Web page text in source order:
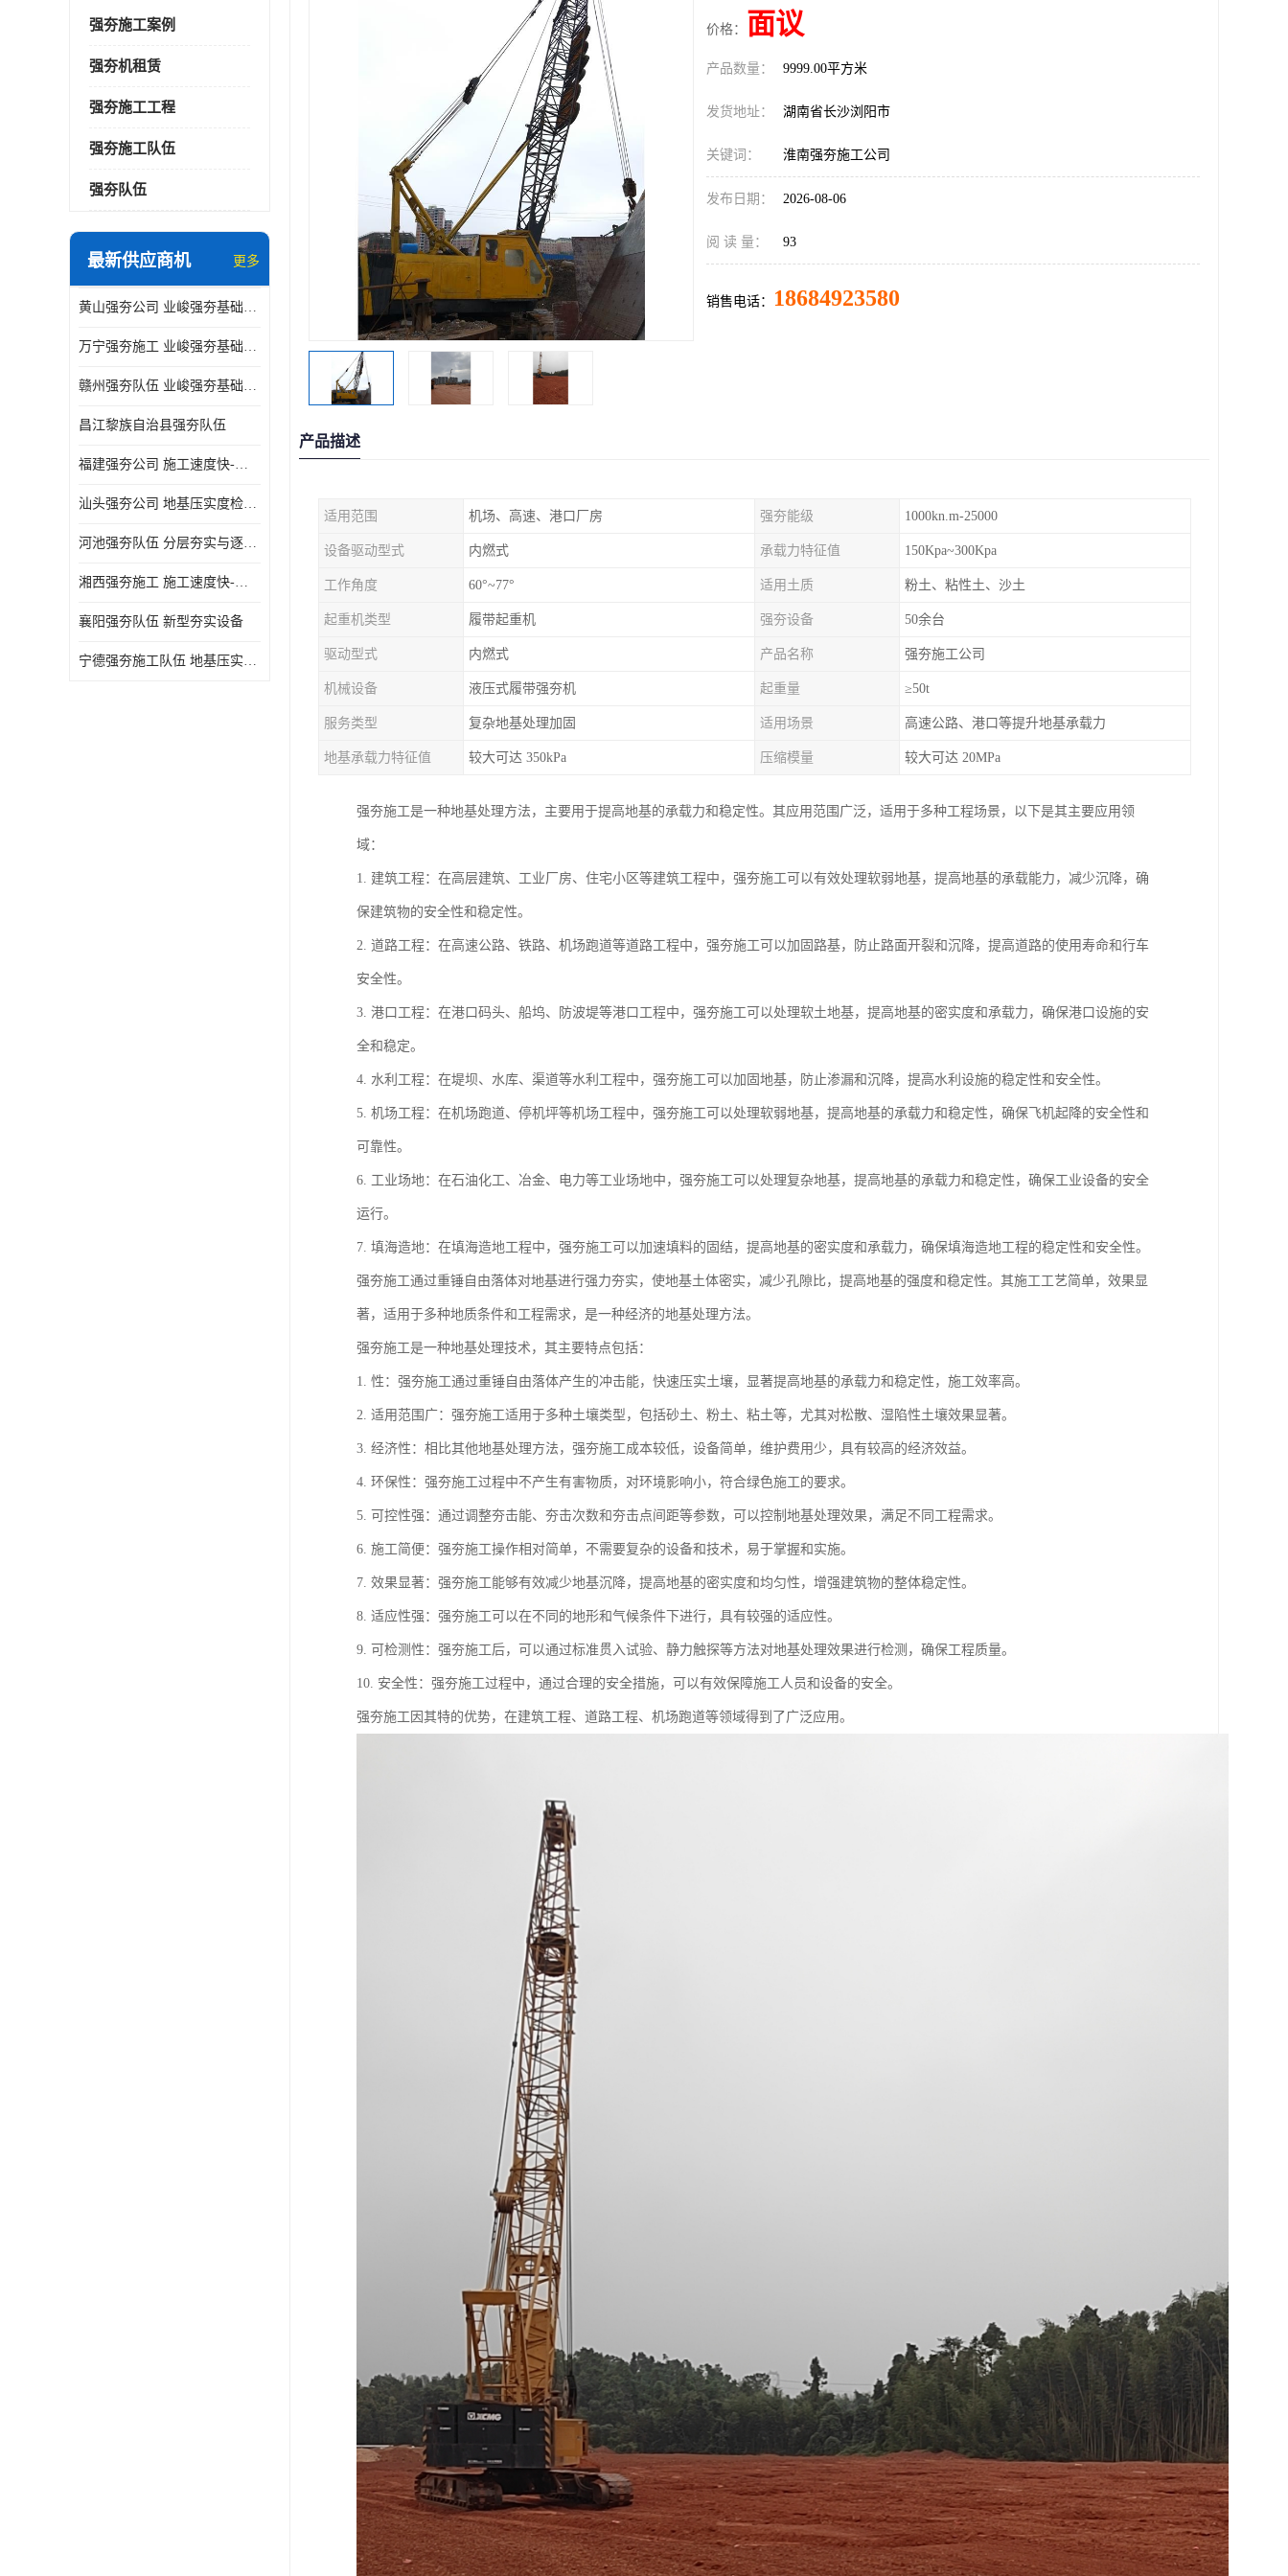
强夯施工案例
强夯机租赁
强夯施工工程
强夯施工队伍
强夯队伍
最新供应商机 更多
黄山强夯公司 业峻强夯基础工程
万宁强夯施工 业峻强夯基础工程
赣州强夯队伍 业峻强夯基础工程
昌江黎族自治县强夯队伍
福建强夯公司 施工速度快-施耐用性强
汕头强夯公司 地基压实度检测方法与标准
河池强夯队伍 分层夯实与逐层检测技术
湘西强夯施工 施工速度快-施耐用性强
襄阳强夯队伍 新型夯实设备
宁德强夯施工队伍 地基压实度检测方法与标准
价格： 面议
产品数量： 9999.00平方米
发货地址： 湖南省长沙浏阳市
关键词： 淮南强夯施工公司
发布日期： 2026-08-06
阅 读 量： 93
销售电话： 18684923580
产品描述
适用范围 机场、高速、港口厂房 强夯能级 1000kn.m-25000
设备驱动型式 内燃式 承载力特征值 150Kpa~300Kpa
工作角度 60°~77° 适用土质 粉土、粘性土、沙土
起重机类型 履带起重机 强夯设备 50余台
驱动型式 内燃式 产品名称 强夯施工公司
机械设备 液压式履带强夯机 起重量 ≥50t
服务类型 复杂地基处理加固 适用场景 高速公路、港口等提升地基承载力
地基承载力特征值 较大可达 350kPa 压缩模量 较大可达 20MPa
强夯施工是一种地基处理方法，主要用于提高地基的承载力和稳定性。其应用范围广泛，适用于多种工程场景，以下是其主要应用领
域：
1. 建筑工程：在高层建筑、工业厂房、住宅小区等建筑工程中，强夯施工可以有效处理软弱地基，提高地基的承载能力，减少沉降，确
保建筑物的安全性和稳定性。
2. 道路工程：在高速公路、铁路、机场跑道等道路工程中，强夯施工可以加固路基，防止路面开裂和沉降，提高道路的使用寿命和行车
安全性。
3. 港口工程：在港口码头、船坞、防波堤等港口工程中，强夯施工可以处理软土地基，提高地基的密实度和承载力，确保港口设施的安
全和稳定。
4. 水利工程：在堤坝、水库、渠道等水利工程中，强夯施工可以加固地基，防止渗漏和沉降，提高水利设施的稳定性和安全性。
5. 机场工程：在机场跑道、停机坪等机场工程中，强夯施工可以处理软弱地基，提高地基的承载力和稳定性，确保飞机起降的安全性和
可靠性。
6. 工业场地：在石油化工、冶金、电力等工业场地中，强夯施工可以处理复杂地基，提高地基的承载力和稳定性，确保工业设备的安全
运行。
7. 填海造地：在填海造地工程中，强夯施工可以加速填料的固结，提高地基的密实度和承载力，确保填海造地工程的稳定性和安全性。
强夯施工通过重锤自由落体对地基进行强力夯实，使地基土体密实，减少孔隙比，提高地基的强度和稳定性。其施工工艺简单，效果显
著，适用于多种地质条件和工程需求，是一种经济的地基处理方法。
强夯施工是一种地基处理技术，其主要特点包括：
1. 性：强夯施工通过重锤自由落体产生的冲击能，快速压实土壤，显著提高地基的承载力和稳定性，施工效率高。
2. 适用范围广：强夯施工适用于多种土壤类型，包括砂土、粉土、粘土等，尤其对松散、湿陷性土壤效果显著。
3. 经济性：相比其他地基处理方法，强夯施工成本较低，设备简单，维护费用少，具有较高的经济效益。
4. 环保性：强夯施工过程中不产生有害物质，对环境影响小，符合绿色施工的要求。
5. 可控性强：通过调整夯击能、夯击次数和夯击点间距等参数，可以控制地基处理效果，满足不同工程需求。
6. 施工简便：强夯施工操作相对简单，不需要复杂的设备和技术，易于掌握和实施。
7. 效果显著：强夯施工能够有效减少地基沉降，提高地基的密实度和均匀性，增强建筑物的整体稳定性。
8. 适应性强：强夯施工可以在不同的地形和气候条件下进行，具有较强的适应性。
9. 可检测性：强夯施工后，可以通过标准贯入试验、静力触探等方法对地基处理效果进行检测，确保工程质量。
10. 安全性：强夯施工过程中，通过合理的安全措施，可以有效保障施工人员和设备的安全。
强夯施工因其特的优势，在建筑工程、道路工程、机场跑道等领域得到了广泛应用。